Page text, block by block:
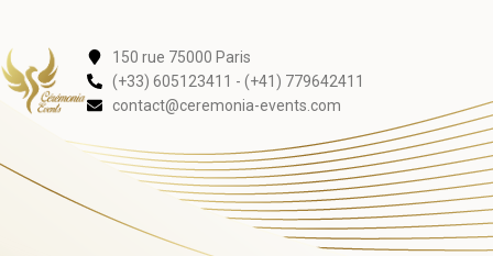
150 rue 75000 Paris
(+33) 605123411 - (+41) 779642411
contact@ceremonia-events.com